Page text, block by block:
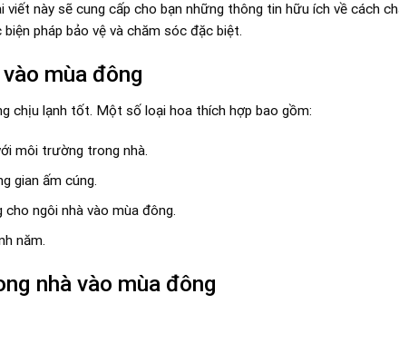
này sẽ cung cấp cho bạn những thông tin hữu ích về cách
pháp bảo vệ và chăm sóc đặc biệt.
mùa đông
chịu lạnh tốt. Một số loại hoa thích hợp bao gồm:
môi trường trong nhà.
gian ấm cúng.
ngôi nhà vào mùa đông.
năm.
nhà vào mùa đông